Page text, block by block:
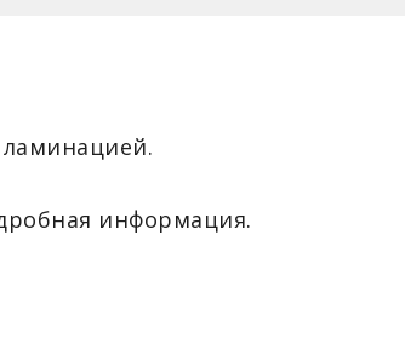
информация.